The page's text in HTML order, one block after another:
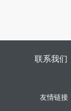
联系我们
友情链接